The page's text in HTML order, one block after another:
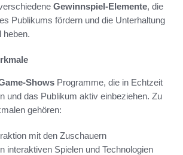
Gewinnspiel-Elemente, die
Publikums fördern und die Unterhaltung
heben.
Shows Programme, die in Echtzeit
und das Publikum aktiv einbeziehen. Zu
gehören:
mit den Zuschauern
interaktiven Spielen und Technologien